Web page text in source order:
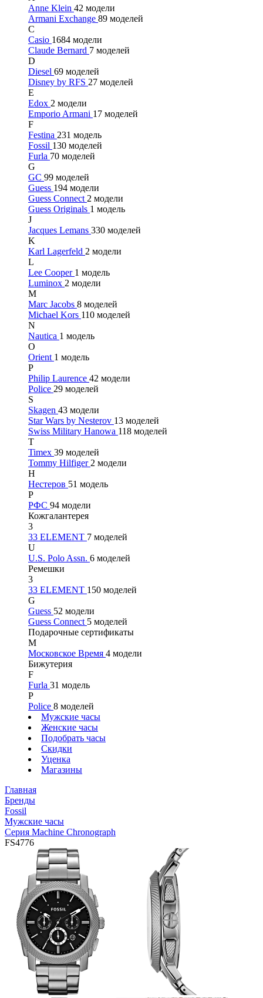
Anne Klein 42 модели
Armani Exchange 89 моделей
C
Casio 1684 модели
Claude Bernard 7 моделей
D
Diesel 69 моделей
Disney by RFS 27 моделей
E
Edox 2 модели
Emporio Armani 17 моделей
F
Festina 231 модель
Fossil 130 моделей
Furla 70 моделей
G
GC 99 моделей
Guess 194 модели
Guess Connect 2 модели
Guess Originals 1 модель
J
Jacques Lemans 330 моделей
K
Karl Lagerfeld 2 модели
L
Lee Cooper 1 модель
Luminox 2 модели
M
Marc Jacobs 8 моделей
Michael Kors 110 моделей
N
Nautica 1 модель
O
Orient 1 модель
P
Philip Laurence 42 модели
Police 29 моделей
S
Skagen 43 модели
Star Wars by Nesterov 13 моделей
Swiss Military Hanowa 118 моделей
T
Timex 39 моделей
Tommy Hilfiger 2 модели
Н
Нестеров 51 модель
Р
РФС 94 модели
Кожгалантерея
3
33 ELEMENT 7 моделей
U
U.S. Polo Assn. 6 моделей
Ремешки
3
33 ELEMENT 150 моделей
G
Guess 52 модели
Guess Connect 5 моделей
Подарочные сертификаты
М
Московское Время 4 модели
Бижутерия
F
Furla 31 модель
P
Police 8 моделей
Мужские часы
Женские часы
Подобрать часы
Скидки
Уценка
Магазины
Главная
Бренды
Fossil
Мужские часы
Серия Machine Chronograph
FS4776